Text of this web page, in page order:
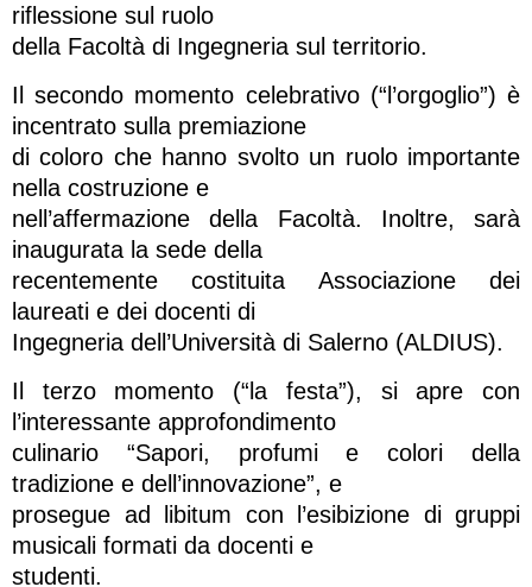
riflessione sul ruolo
della Facoltà di Ingegneria sul territorio.
Il secondo momento celebrativo (“l’orgoglio”) è
incentrato sulla premiazione
di coloro che hanno svolto un ruolo importante
nella costruzione e
nell’affermazione della Facoltà. Inoltre, sarà
inaugurata la sede della
recentemente costituita Associazione dei
laureati e dei docenti di
Ingegneria dell’Università di Salerno (ALDIUS).
Il terzo momento (“la festa”), si apre con
l’interessante approfondimento
culinario “Sapori, profumi e colori della
tradizione e dell’innovazione”, e
prosegue ad libitum con l’esibizione di gruppi
musicali formati da docenti e
studenti.